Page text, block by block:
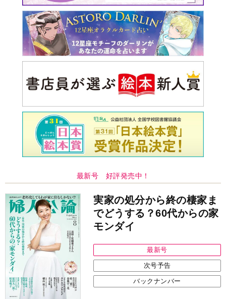
最新号 好評発売中！
実家の処分から終の棲家ま
でどうする？60代からの家
モンダイ
最新号
次号予告
バックナンバー